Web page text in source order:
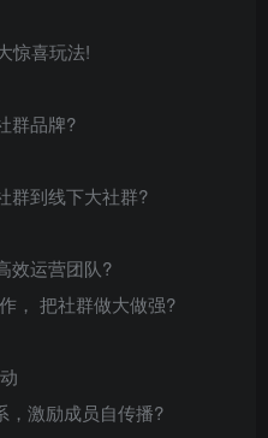
惊喜玩法!
群品牌?
群到线下大社群?
效运营团队?
， 把社群做大做强?
，激励成员自传播?